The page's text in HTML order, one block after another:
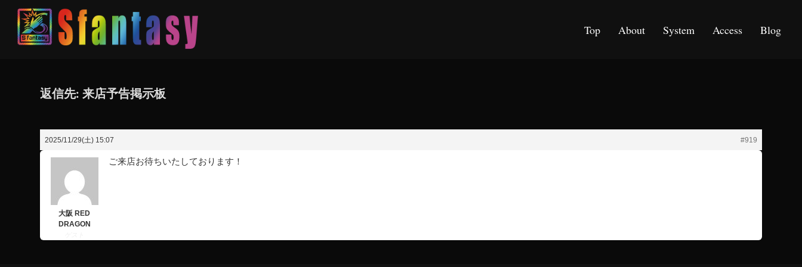
Top About System Access Blog
返信先: 来店予告掲示板
2025/11/29(土) 15:07 #919
大阪 RED
DRAGON
ご来店お待ちいたしております！